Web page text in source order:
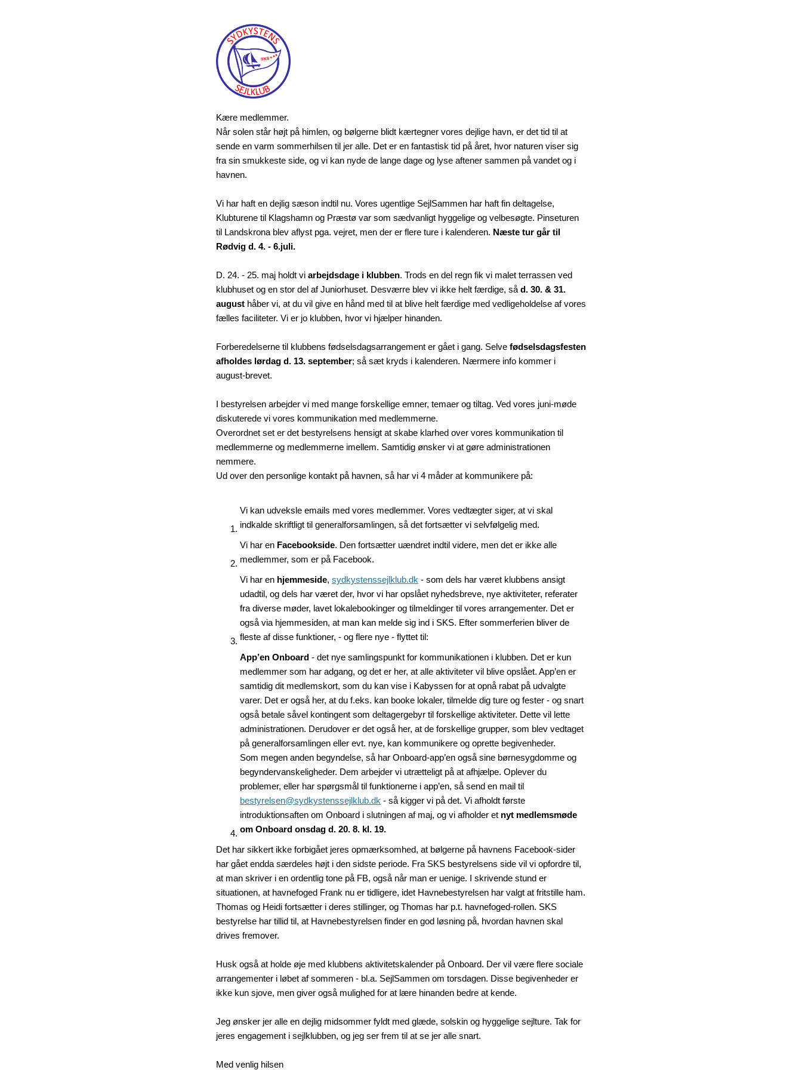
Kære medlemmer.
Når solen står højt på himlen, og bølgerne blidt kærtegner vores dejlige havn, er det tid til at
sende en varm sommerhilsen til jer alle. Det er en fantastisk tid på året, hvor naturen viser sig
fra sin smukkeste side, og vi kan nyde de lange dage og lyse aftener sammen på vandet og i
havnen.
Vi har haft en dejlig sæson indtil nu. Vores ugentlige SejlSammen har haft fin deltagelse,
Klubturene til Klagshamn og Præstø var som sædvanligt hyggelige og velbesøgte. Pinseturen
til Landskrona blev aflyst pga. vejret, men der er flere ture i kalenderen. Næste tur går til
Rødvig d. 4. - 6.juli.
D. 24. - 25. maj holdt vi arbejdsdage i klubben. Trods en del regn fik vi malet terrassen ved
klubhuset og en stor del af Juniorhuset. Desværre blev vi ikke helt færdige, så d. 30. & 31.
august håber vi, at du vil give en hånd med til at blive helt færdige med vedligeholdelse af vores
fælles faciliteter. Vi er jo klubben, hvor vi hjælper hinanden.
Forberedelserne til klubbens fødselsdagsarrangement er gået i gang. Selve fødselsdagsfesten
afholdes lørdag d. 13. september; så sæt kryds i kalenderen. Nærmere info kommer i
august-brevet.
I bestyrelsen arbejder vi med mange forskellige emner, temaer og tiltag. Ved vores juni-møde
diskuterede vi vores kommunikation med medlemmerne.
Overordnet set er det bestyrelsens hensigt at skabe klarhed over vores kommunikation til
medlemmerne og medlemmerne imellem. Samtidig ønsker vi at gøre administrationen
nemmere.
Ud over den personlige kontakt på havnen, så har vi 4 måder at kommunikere på:
Vi kan udveksle emails med vores medlemmer. Vores vedtægter siger, at vi skal
indkalde skriftligt til generalforsamlingen, så det fortsætter vi selvfølgelig med.
Vi har en Facebookside. Den fortsætter uændret indtil videre, men det er ikke alle
medlemmer, som er på Facebook.
Vi har en hjemmeside, sydkystenssejlklub.dk - som dels har været klubbens ansigt
udadtil, og dels har været der, hvor vi har opslået nyhedsbreve, nye aktiviteter, referater
fra diverse møder, lavet lokalebookinger og tilmeldinger til vores arrangementer. Det er
også via hjemmesiden, at man kan melde sig ind i SKS. Efter sommerferien bliver de
fleste af disse funktioner, - og flere nye - flyttet til:
App’en Onboard - det nye samlingspunkt for kommunikationen i klubben. Det er kun
medlemmer som har adgang, og det er her, at alle aktiviteter vil blive opslået. App’en er
samtidig dit medlemskort, som du kan vise i Kabyssen for at opnå rabat på udvalgte
varer. Det er også her, at du f.eks. kan booke lokaler, tilmelde dig ture og fester - og snart
også betale såvel kontingent som deltagergebyr til forskellige aktiviteter. Dette vil lette
administrationen. Derudover er det også her, at de forskellige grupper, som blev vedtaget
på generalforsamlingen eller evt. nye, kan kommunikere og oprette begivenheder.
Som megen anden begyndelse, så har Onboard-app’en også sine børnesygdomme og
begyndervanskeligheder. Dem arbejder vi utrætteligt på at afhjælpe. Oplever du
problemer, eller har spørgsmål til funktionerne i app’en, så send en mail til
bestyrelsen@sydkystenssejlklub.dk - så kigger vi på det. Vi afholdt første
introduktionsaften om Onboard i slutningen af maj, og vi afholder et nyt medlemsmøde
om Onboard onsdag d. 20. 8. kl. 19.
Det har sikkert ikke forbigået jeres opmærksomhed, at bølgerne på havnens Facebook-sider
har gået endda særdeles højt i den sidste periode. Fra SKS bestyrelsens side vil vi opfordre til,
at man skriver i en ordentlig tone på FB, også når man er uenige. I skrivende stund er
situationen, at havnefoged Frank nu er tidligere, idet Havnebestyrelsen har valgt at fritstille ham.
Thomas og Heidi fortsætter i deres stillinger, og Thomas har p.t. havnefoged-rollen. SKS
bestyrelse har tillid til, at Havnebestyrelsen finder en god løsning på, hvordan havnen skal
drives fremover.
Husk også at holde øje med klubbens aktivitetskalender på Onboard. Der vil være flere sociale
arrangementer i løbet af sommeren - bl.a. SejlSammen om torsdagen. Disse begivenheder er
ikke kun sjove, men giver også mulighed for at lære hinanden bedre at kende.
Jeg ønsker jer alle en dejlig midsommer fyldt med glæde, solskin og hyggelige sejlture. Tak for
jeres engagement i sejlklubben, og jeg ser frem til at se jer alle snart.
Med venlig hilsen